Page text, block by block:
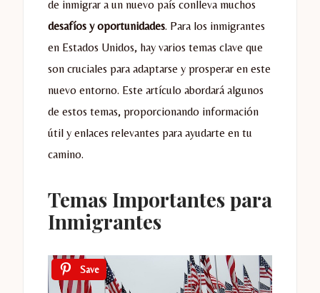
de inmigrar a un nuevo país conlleva muchos
desafíos y oportunidades. Para los inmigrantes
en Estados Unidos, hay varios temas clave que
son cruciales para adaptarse y prosperar en este
nuevo entorno. Este artículo abordará algunos
de estos temas, proporcionando información
útil y enlaces relevantes para ayudarte en tu
camino.
Temas Importantes para
Inmigrantes
Save